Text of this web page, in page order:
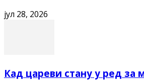
јул 28, 2026
Кад цареви стану у ред за